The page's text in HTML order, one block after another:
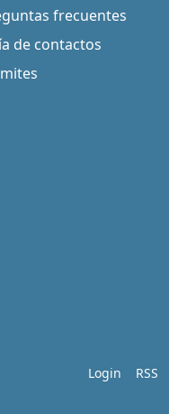
frecuentes
de contactos
Login
RSS